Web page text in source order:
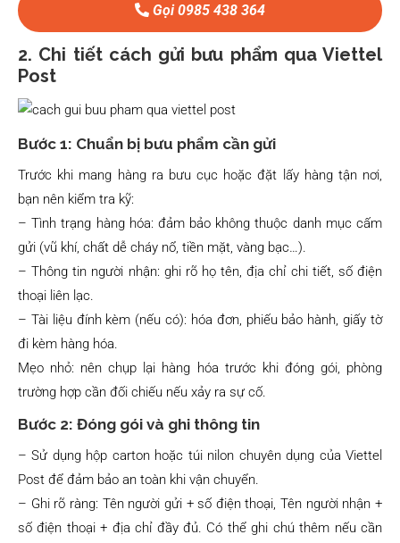
Gọi 0985 438 364
2. Chi tiết cách gửi bưu phẩm qua Viettel
Post
Bước 1: Chuẩn bị bưu phẩm cần gửi
Trước khi mang hàng ra bưu cục hoặc đặt lấy hàng tận nơi,
bạn nên kiểm tra kỹ:
– Tình trạng hàng hóa: đảm bảo không thuộc danh mục cấm
gửi (vũ khí, chất dễ cháy nổ, tiền mặt, vàng bạc…).
– Thông tin người nhận: ghi rõ họ tên, địa chỉ chi tiết, số điện
thoại liên lạc.
– Tài liệu đính kèm (nếu có): hóa đơn, phiếu bảo hành, giấy tờ
đi kèm hàng hóa.
Mẹo nhỏ: nên chụp lại hàng hóa trước khi đóng gói, phòng
trường hợp cần đối chiếu nếu xảy ra sự cố.
Bước 2: Đóng gói và ghi thông tin
– Sử dụng hộp carton hoặc túi nilon chuyên dụng của Viettel
Post để đảm bảo an toàn khi vận chuyển.
– Ghi rõ ràng: Tên người gửi + số điện thoại, Tên người nhận +
số điện thoại + địa chỉ đầy đủ. Có thể ghi chú thêm nếu cần